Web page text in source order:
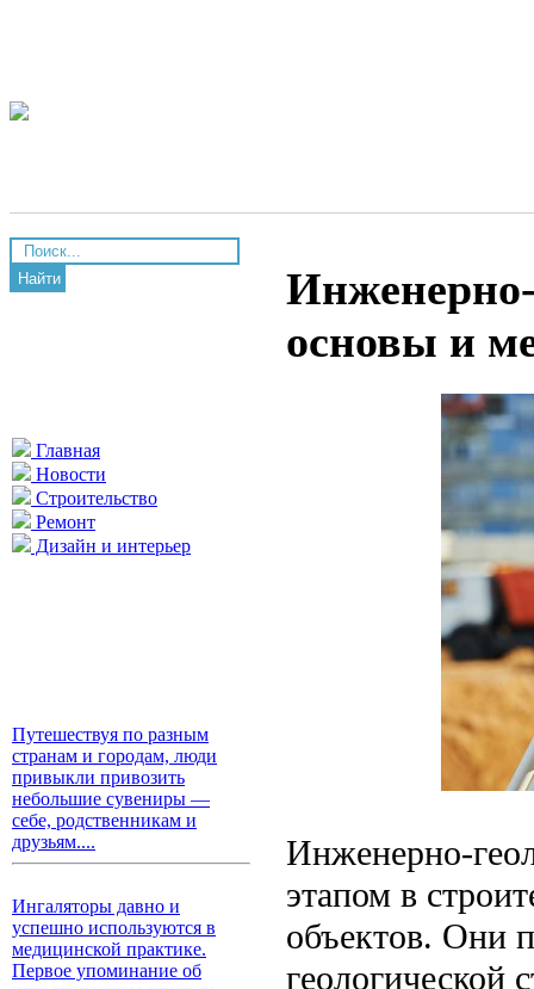
Найти
Главная
Новости
Строительство
Ремонт
Дизайн и интерьер
Путешествуя по разным
странам и городам, люди
привыкли привозить
небольшие сувениры —
себе, родственникам и
друзьям....
Ингаляторы давно и
успешно используются в
медицинской практике.
Первое упоминание об
основы и
Инженерно-
этапом в
объектов. Они
геологической